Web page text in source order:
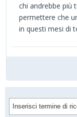
chi andrebbe più
permettere che
in questi mesi di